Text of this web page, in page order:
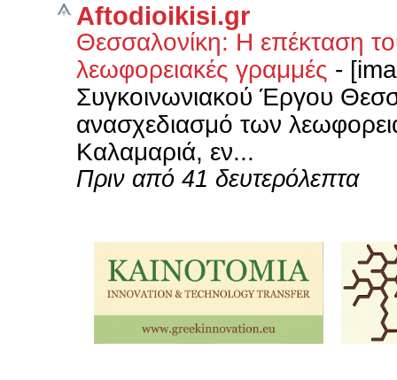
Aftodioikisi.gr
Θεσσαλονίκη: Η επέκταση
λεωφορειακές γραμμές -
Συγκοινωνιακού Έργου
ανασχεδιασμό των
Καλαμαριά, εν...
Πριν από 41 δευτερόλεπτα